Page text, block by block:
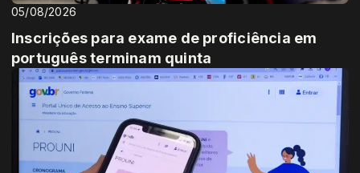
05/08/2026
Inscrições para exame de proficiência em
português terminam quinta